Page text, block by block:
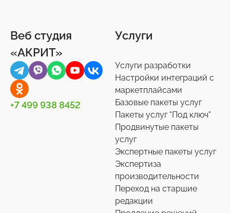
Веб студия
«АКРИТ»
+7 499 938 8452
Услуги
Услуги разработки
Настройки интеграций с
маркетплайсами
Базовые пакеты услуг
Пакеты услуг "Под ключ"
Продвинутые пакеты
услуг
Экспертные пакеты услуг
Экспертиза
производительности
Переход на старшие
редакции